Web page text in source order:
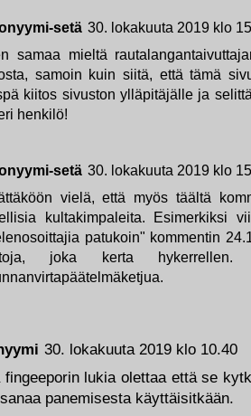
30. lokakuuta 2019 klo 10.40
fingeeporin lukia olettaa että se
panemisesta käyttäisitkään.
setä 30. lokakuuta 2019 klo
samaa mieltä
samoin kuin siitä, että tämä
kiitos sivuston ylläpitäjälle ja
henkilö!
setä 30. lokakuuta 2019 klo
vielä, että myös täältä
kultakimpaleita. Esimerkiksi
patukoin" kommentin
joka kerta hykerrellen.